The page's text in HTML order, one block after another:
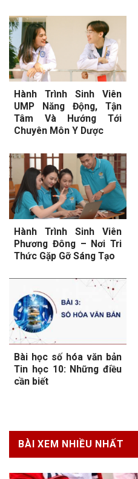
Hành Trình Sinh Viên
UMP Năng Động, Tận
Tâm Và Hướng Tới
Chuyên Môn Y Dược
Hành Trình Sinh Viên
Phương Đông – Nơi Tri
Thức Gặp Gỡ Sáng Tạo
Bài học số hóa văn bản
Tin học 10: Những điều
cần biết
BÀI XEM NHIỀU NHẤT